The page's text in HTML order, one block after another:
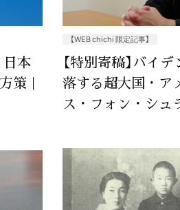
日本
策｜
【WEB chichi 限定記事】
【特別寄稿】バイ
落する超大国・
ス・フォン・シュ